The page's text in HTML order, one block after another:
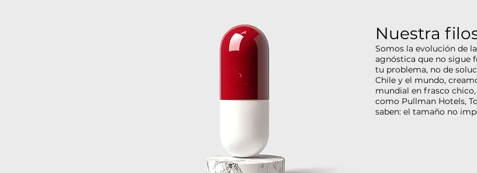
Nuestra
Somos la evolución de
agnóstica que no sigue
tu problema, no de
Chile y el mundo,
mundial en frasco
como Pullman Hotels,
saben: el tamaño no